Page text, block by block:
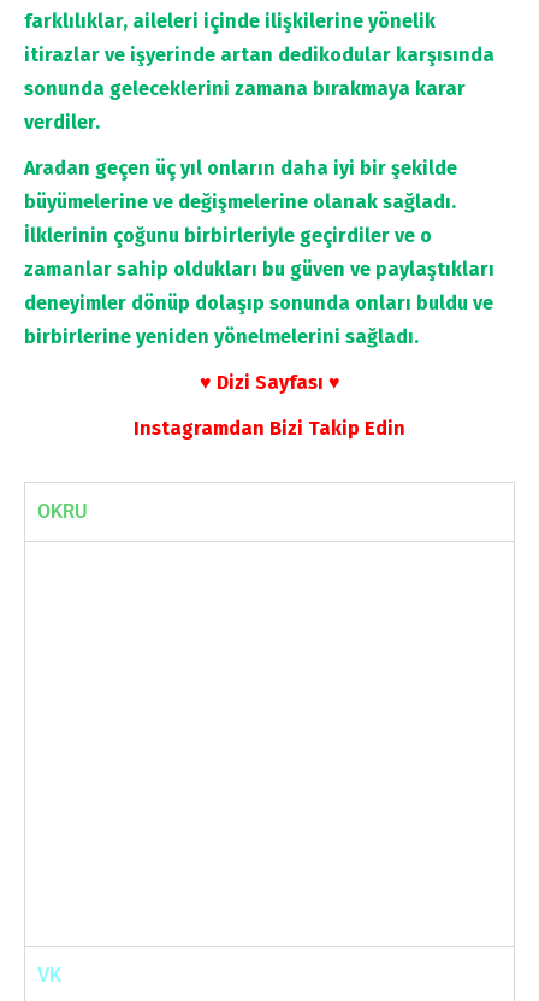
farklılıklar, aileleri içinde ilişkilerine yönelik
itirazlar ve işyerinde artan dedikodular karşısında
sonunda geleceklerini zamana bırakmaya karar
verdiler.
Aradan geçen üç yıl onların daha iyi bir şekilde
büyümelerine ve değişmelerine olanak sağladı.
İlklerinin çoğunu birbirleriyle geçirdiler ve o
zamanlar sahip oldukları bu güven ve paylaştıkları
deneyimler dönüp dolaşıp sonunda onları buldu ve
birbirlerine yeniden yönelmelerini sağladı.
♥ Dizi Sayfası ♥
Instagramdan Bizi Takip Edin
OKRU
VK